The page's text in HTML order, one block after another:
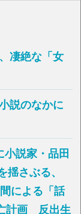
凄絶な「女
説のなかに
小説家・品田
さぶる、
による「話
計画 反出生